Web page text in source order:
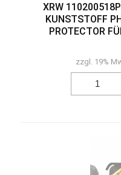
XRW
KUNSTSTOFF
PROTECTOR
zzgl. 19%